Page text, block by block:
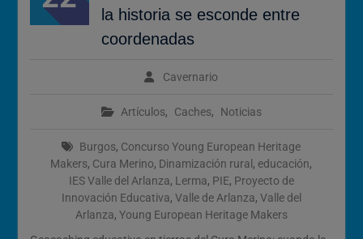
Calendario de Eventos
Evento del 1 de mayo de
la historia se esconde entre
coordenadas
Cavernario
Artículos, Caches, Noticias
Burgos, Concurso Young European Heritage
Makers, Cura Merino, Dinamización rural , educación,
IES Valle del Arlanza, Lerma, PIE, Proyecto de
Innovación Educativa, Valle de Arlanza, Valle del
Arlanza, Young European Heritage Makers